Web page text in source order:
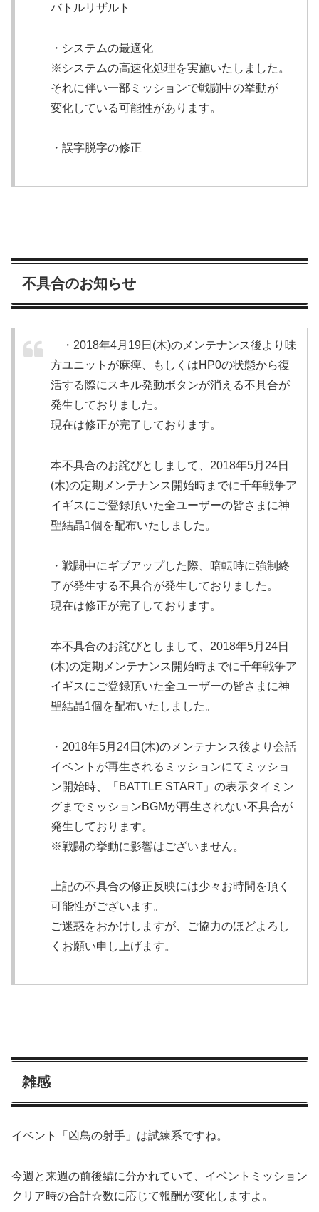
バトルリザルト
・システムの最適化
※システムの高速化処理を実施いたしました。
それに伴い一部ミッションで戦闘中の挙動が
変化している可能性があります。
・誤字脱字の修正
不具合のお知らせ
・2018年4月19日(木)のメンテナンス後より味
方ユニットが麻痺、もしくはHP0の状態から復
活する際にスキル発動ボタンが消える不具合が
発生しておりました。
現在は修正が完了しております。
本不具合のお詫びとしまして、2018年5月24日
(木)の定期メンテナンス開始時までに千年戦争ア
イギスにご登録頂いた全ユーザーの皆さまに神
聖結晶1個を配布いたしました。
・戦闘中にギブアップした際、暗転時に強制終
了が発生する不具合が発生しておりました。
現在は修正が完了しております。
本不具合のお詫びとしまして、2018年5月24日
(木)の定期メンテナンス開始時までに千年戦争ア
イギスにご登録頂いた全ユーザーの皆さまに神
聖結晶1個を配布いたしました。
・2018年5月24日(木)のメンテナンス後より会話
イベントが再生されるミッションにてミッショ
ン開始時、「BATTLE START」の表示タイミン
グまでミッションBGMが再生されない不具合が
発生しております。
※戦闘の挙動に影響はございません。
上記の不具合の修正反映には少々お時間を頂く
可能性がございます。
ご迷惑をおかけしますが、ご協力のほどよろし
くお願い申し上げます。
雑感
イベント「凶鳥の射手」は試練系ですね。
今週と来週の前後編に分かれていて、イベントミッション
クリア時の合計☆数に応じて報酬が変化しますよ。